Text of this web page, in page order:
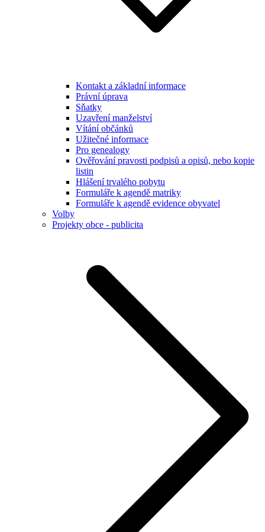
Kontakt a základní informace
Právní úprava
Sňatky
Uzavření manželství
Vítání občánků
Užitečné informace
Pro genealogy
Ověřování pravosti podpisů a opisů, nebo kopie
listin
Hlášení trvalého pobytu
Formuláře k agendě matriky
Formuláře k agendě evidence obyvatel
Volby
Projekty obce - publicita